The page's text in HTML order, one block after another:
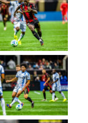
No Caption
No Caption